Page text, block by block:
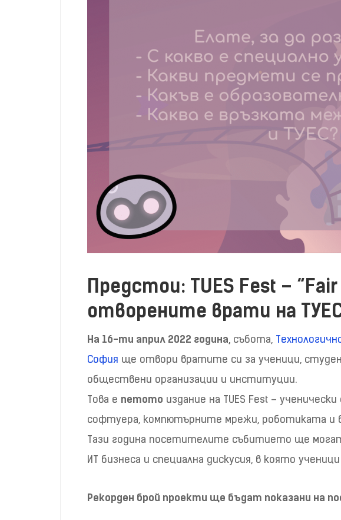
Предстои: TUES Fest –
отворените врати на
На 16-ти април 2022 година, събота,
София ще отвори вратите си за ученици,
обществени организации и институции.
Това е петото издание на TUES Fest –
софтуера, компютърните мрежи, роботиката и
Тази година посетителите събитието ще
ИТ бизнеса и специална дискусия, в която
Рекорден брой проекти ще бъдат показани на